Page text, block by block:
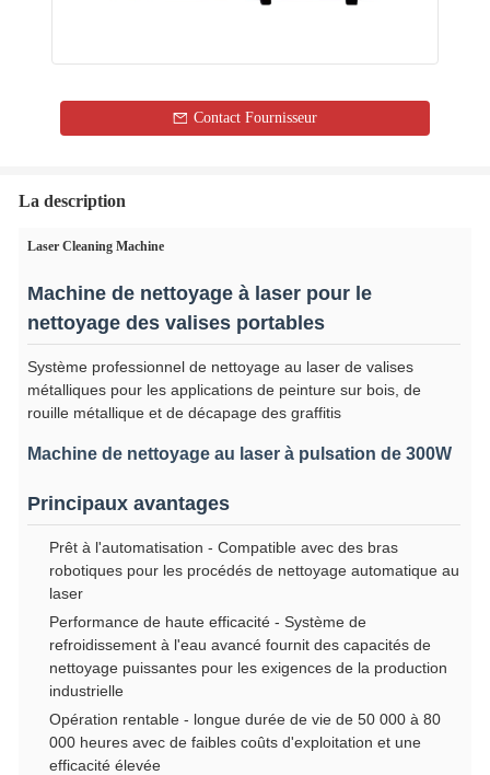
Contact Fournisseur
La description
Laser Cleaning Machine
Machine de nettoyage à laser pour le
nettoyage des valises portables
Système professionnel de nettoyage au laser de valises
métalliques pour les applications de peinture sur bois, de
rouille métallique et de décapage des graffitis
Machine de nettoyage au laser à pulsation de 300W
Principaux avantages
Prêt à l'automatisation - Compatible avec des bras
robotiques pour les procédés de nettoyage automatique au
laser
Performance de haute efficacité - Système de
refroidissement à l'eau avancé fournit des capacités de
nettoyage puissantes pour les exigences de la production
industrielle
Opération rentable - longue durée de vie de 50 000 à 80
000 heures avec de faibles coûts d'exploitation et une
efficacité élevée